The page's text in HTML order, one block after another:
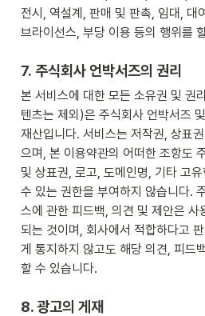
전시, 역설계, 판매 및 판촉, 임대, 대
브라이선스, 부당 이용 등의 행위를
7. 주식회사 언박서즈의 권리
본 서비스에 대한 모든 소유권 및 권
텐츠는 제외)은 주식회사 언박서즈
재산입니다. 서비스는 저작권, 상표
으며, 본 이용약관의 어떠한 조항도
및 상표권, 로고, 도메인명, 기타 고
수 있는 권한을 부여하지 않습니다.
스에 관한 피드백, 의견 및 제안은 사
되는 것이며, 회사에서 적합하다고
게 통지하지 않고도 해당 의견, 피드
할 수 있습니다.
8. 광고의 게재